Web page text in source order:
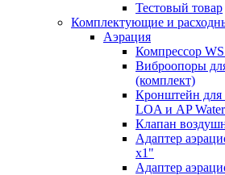
Тестовый товар
Комплектующие и
Аэрация
Компрессор
Виброопоры
(комплект)
Кронштейн для
LOA и AP
Клапан
Адаптер
х1"
Адаптер